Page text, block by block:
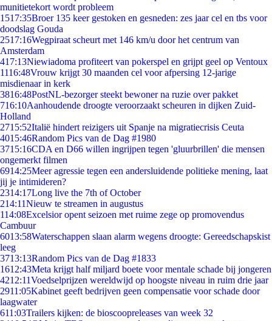
munitietekort wordt probleem
1517:35Broer 135 keer gestoken en gesneden: zes jaar cel en tbs voor
doodslag Gouda
2517:16Wegpiraat scheurt met 146 km/u door het centrum van
Amsterdam
417:13Niewiadoma profiteert van pokerspel en grijpt geel op Ventoux
1116:48Vrouw krijgt 30 maanden cel voor afpersing 12-jarige
misdienaar in kerk
3816:48PostNL-bezorger steekt bewoner na ruzie over pakket
716:10Aanhoudende droogte veroorzaakt scheuren in dijken Zuid-
Holland
2715:52Italië hindert reizigers uit Spanje na migratiecrisis Ceuta
4015:46Random Pics van de Dag #1980
3715:16CDA en D66 willen ingrijpen tegen 'gluurbrillen' die mensen
ongemerkt filmen
6914:25Meer agressie tegen een andersluidende politieke mening, laat
jij je intimideren?
2314:17Long live the 7th of October
214:11Nieuw te streamen in augustus
114:08Excelsior opent seizoen met ruime zege op promovendus
Cambuur
6013:58Waterschappen slaan alarm wegens droogte: Gereedschapskist
leeg
3713:13Random Pics van de Dag #1833
1612:43Meta krijgt half miljard boete voor mentale schade bij jongeren
4212:11Voedselprijzen wereldwijd op hoogste niveau in ruim drie jaar
2911:05Kabinet geeft bedrijven geen compensatie voor schade door
laagwater
611:03Trailers kijken: de bioscoopreleases van week 32